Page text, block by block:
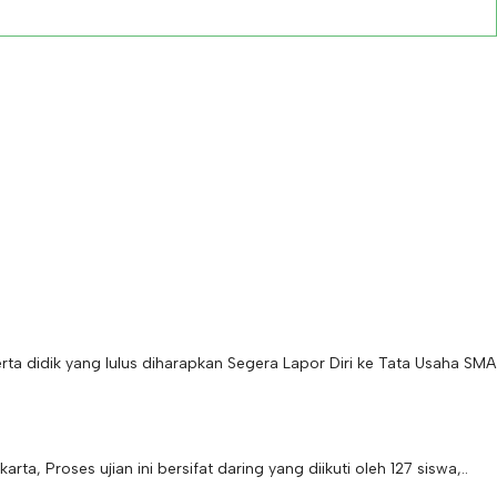
didik yang lulus diharapkan Segera Lapor Diri ke Tata Usaha SMA
Proses ujian ini bersifat daring yang diikuti oleh 127 siswa,..